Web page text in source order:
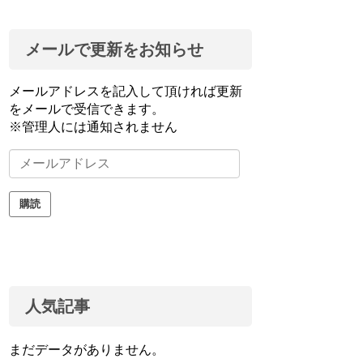
メールで更新をお知らせ
メールアドレスを記入して頂ければ更新
をメールで受信できます。
※管理人には通知されません
メ
ー
ル
ア購読
人気記事
まだデータがありません。